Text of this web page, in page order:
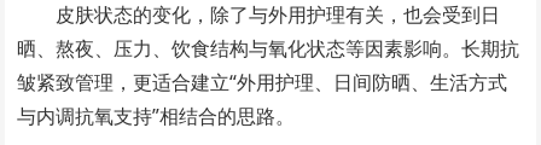
皮肤状态的变化，除了与外用护理有关，也会受到日
晒、熬夜、压力、饮食结构与氧化状态等因素影响。长期抗
皱紧致管理，更适合建立“外用护理、日间防晒、生活方式
与内调抗氧支持”相结合的思路。